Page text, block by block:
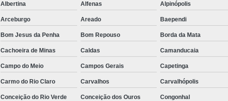
Camisa Social de Manga Longa
Camisa Social Manga Longa Masculina
Camisa Social Masculina Manga Longa Lisa
Camisa Social Preta Manga Longa
Camisa Masculina Social
Camisa Social Estampada
Albertina Alfenas Alpinópolis
Arceburgo Areado Baependi
Bom Jesus da Penha Bom Repouso Borda da Mata
Cachoeira de Minas Caldas Camanducaia
Campo do Meio Campos Gerais Capetinga
Carmo do Rio Claro Carvalhos Carvalhópolis
Conceição do Rio Verde Conceição dos Ouros Congonhal